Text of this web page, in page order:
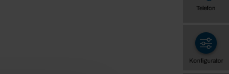
Telefon
Konfigurator